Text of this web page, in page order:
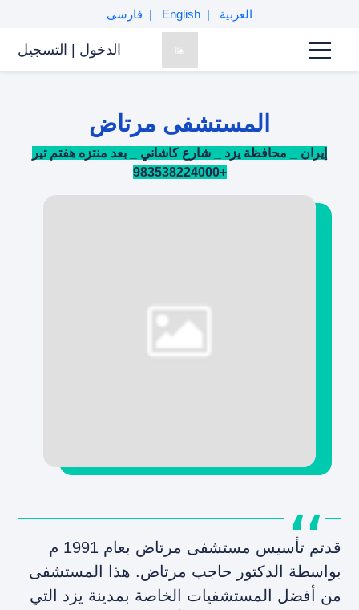
العربية English فارسی
الدخول | التسجیل
المستشفی مرتاض
إيران _ محافظة يزد _ شارع كاشاني _ بعد منتزه هفتم تير
+983538224000
قدتم تأسيس مستشفى مرتاض بعام 1991 م
بواسطة الدكتور حاجب مرتاض. هذا المستشفى
من أفضل المستشفيات الخاصة بمدينة يزد التي